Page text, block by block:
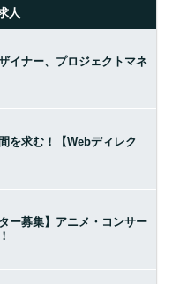
人
イナー、プロジェクトマネ
を求む！【Webディレク
ー募集】アニメ・コンサー